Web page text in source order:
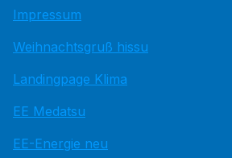
Impressum
Weihnachtsgruß hissu
Landingpage Klima
EE Medatsu
EE-Energie neu